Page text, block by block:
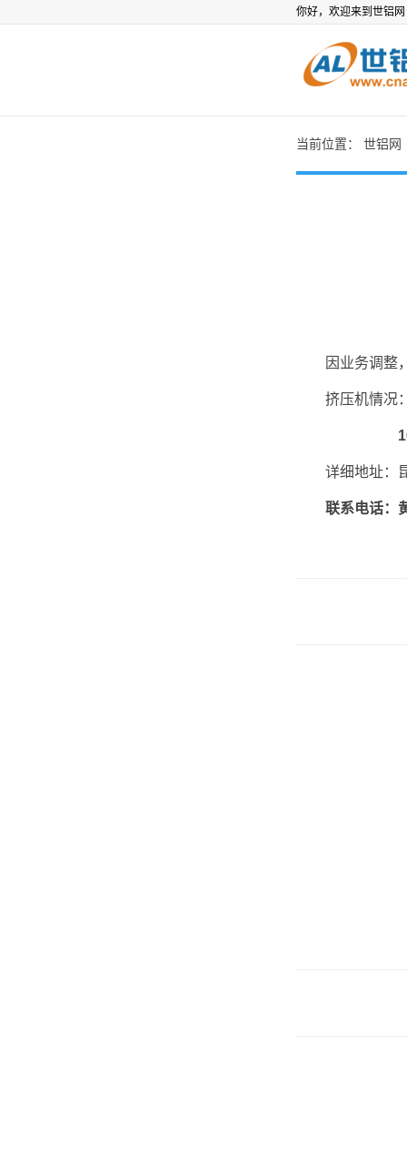
你好，欢迎来到世铝网
当前位置： 世铝网
因业务调整，
挤压机情况
详细地址：昆
联系电话：